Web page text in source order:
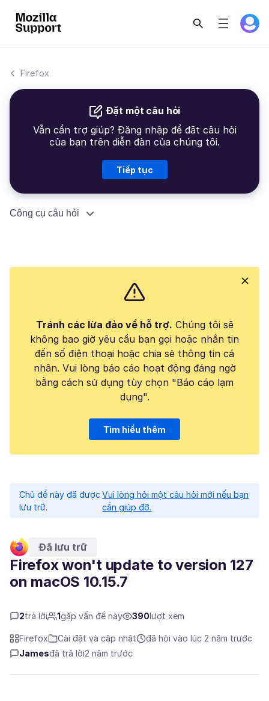
Firefox
Đặt một câu hỏi
Vẫn cần trợ giúp? Đăng nhập để đặt câu hỏi
của bạn trên diễn đàn của chúng tôi.
Tiếp tục
Công cụ câu hỏi
Tránh các lừa đảo về hỗ trợ. Chúng tôi sẽ
không bao giờ yêu cầu bạn gọi hoặc nhắn tin
đến số điện thoại hoặc chia sẻ thông tin cá
nhân. Vui lòng báo cáo hoạt động đáng ngờ
bằng cách sử dụng tùy chọn "Báo cáo lạm
dụng".
Tìm hiểu thêm
Chủ đề này đã được
lưu trữ.
Vui lòng hỏi một câu hỏi mới nếu bạn
cần giúp đỡ.
Đã lưu trữ
Firefox won't update to version 127
on macOS 10.15.7
2trả lời 1gặp vấn đề này 390lượt xem
Firefox Cài đặt và cập nhật
đã hỏi vào lúc 2 năm trước
Jamesđã trả lời2 năm trước